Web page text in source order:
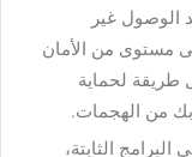
الوصول غير
مستوى من الأمان
طريقة لحماية
بك من الهجمات.
الثابتة،